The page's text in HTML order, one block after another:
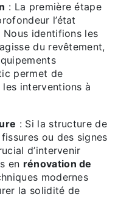
: La première étape
l’état
Nous identifions les
du revêtement,
permet de
interventions à
: Si la structure de
ou des signes
d’intervenir
en rénovation de
modernes
la solidité de